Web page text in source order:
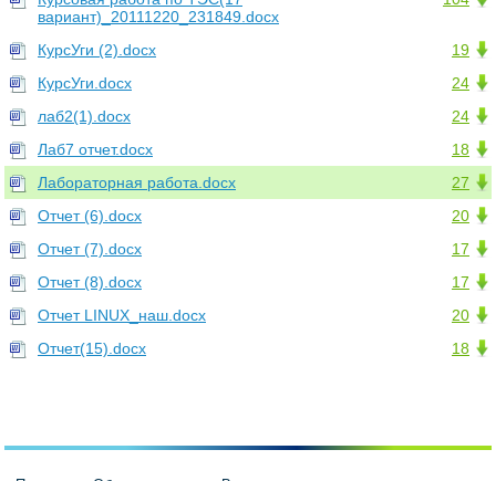
вариант)_20111220_231849.docx
19
КурсУги (2).docx
24
КурсУги.docx
24
лаб2(1).docx
18
Лаб7 отчет.docx
27
Лабораторная работа.docx
20
Отчет (6).docx
17
Отчет (7).docx
17
Отчет (8).docx
20
Отчет LINUX_наш.docx
18
Отчет(15).docx